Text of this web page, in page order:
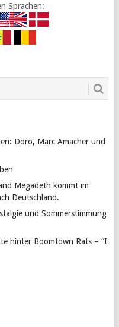
Sprachen:
Doro, Marc Amacher und
Megadeth kommt im
Deutschland.
und Sommerstimmung
hinter Boomtown Rats – “I